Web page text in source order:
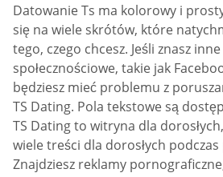
Datowanie Ts ma kolorowy i
się na wiele skrótów, które
tego, czego chcesz. Jeśli znasz
społecznościowe, takie jak
będziesz mieć problemu z
TS Dating. Pola tekstowe są
TS Dating to witryna dla
wiele treści dla dorosłych
Znajdziesz reklamy